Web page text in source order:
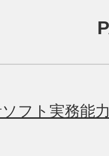
フト実務能